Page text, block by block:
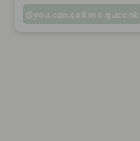
Inlägg
you.can.call.me.queenb